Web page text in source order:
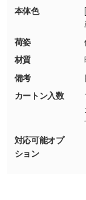
・背景があ
使いたいで
シンプルな
ター部分の
り抜き処理
・持って
しの作り方
印刷したい
合、シンプ
・お客様の
品・色・数
本体色
荷姿
材質
備考
カートン入数
対応可能オプ
ション